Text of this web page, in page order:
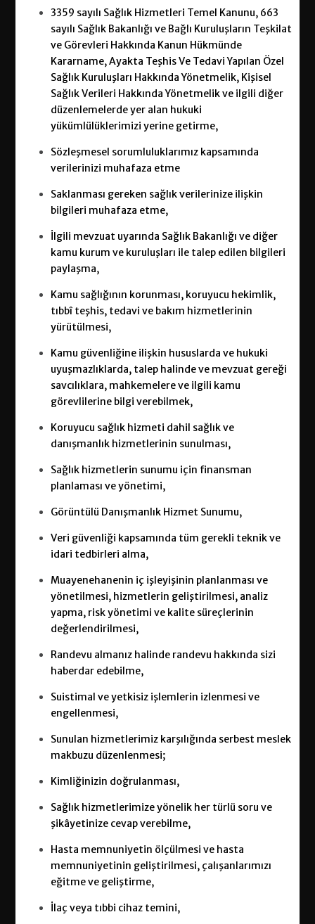
3359 sayılı Sağlık Hizmetleri Temel Kanunu, 663
sayılı Sağlık Bakanlığı ve Bağlı Kuruluşların Teşkilat
ve Görevleri Hakkında Kanun Hükmünde
Kararname, Ayakta Teşhis Ve Tedavi Yapılan Özel
Sağlık Kuruluşları Hakkında Yönetmelik, Kişisel
Sağlık Verileri Hakkında Yönetmelik ve ilgili diğer
düzenlemelerde yer alan hukuki
yükümlülüklerimizi yerine getirme,
Sözleşmesel sorumluluklarımız kapsamında
verilerinizi muhafaza etme
Saklanması gereken sağlık verilerinize ilişkin
bilgileri muhafaza etme,
İlgili mevzuat uyarında Sağlık Bakanlığı ve diğer
kamu kurum ve kuruluşları ile talep edilen bilgileri
paylaşma,
Kamu sağlığının korunması, koruyucu hekimlik,
tıbbî teşhis, tedavi ve bakım hizmetlerinin
yürütülmesi,
Kamu güvenliğine ilişkin hususlarda ve hukuki
uyuşmazlıklarda, talep halinde ve mevzuat gereği
savcılıklara, mahkemelere ve ilgili kamu
görevlilerine bilgi verebilmek,
Koruyucu sağlık hizmeti dahil sağlık ve
danışmanlık hizmetlerinin sunulması,
Sağlık hizmetlerin sunumu için finansman
planlaması ve yönetimi,
Görüntülü Danışmanlık Hizmet Sunumu,
Veri güvenliği kapsamında tüm gerekli teknik ve
idari tedbirleri alma,
Muayenehanenin iç işleyişinin planlanması ve
yönetilmesi, hizmetlerin geliştirilmesi, analiz
yapma, risk yönetimi ve kalite süreçlerinin
değerlendirilmesi,
Randevu almanız halinde randevu hakkında sizi
haberdar edebilme,
Suistimal ve yetkisiz işlemlerin izlenmesi ve
engellenmesi,
Sunulan hizmetlerimiz karşılığında serbest meslek
makbuzu düzenlenmesi;
Kimliğinizin doğrulanması,
Sağlık hizmetlerimize yönelik her türlü soru ve
şikâyetinize cevap verebilme,
Hasta memnuniyetin ölçülmesi ve hasta
memnuniyetinin geliştirilmesi, çalışanlarımızı
eğitme ve geliştirme,
İlaç veya tıbbi cihaz temini,